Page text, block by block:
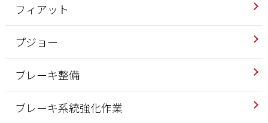
フィアット
プジョー
ブレーキ整備
ブレーキ系統強化作業